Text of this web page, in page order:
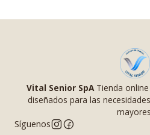
Vital Senior SpATienda online
diseñados para las
Síguenos